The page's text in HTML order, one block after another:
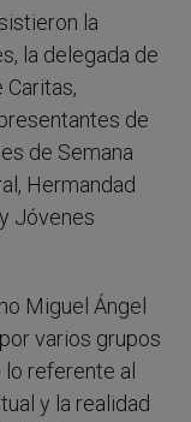
la
la delegada de
de
de Semana
Hermandad
Jóvenes
Miguel Ángel
varios grupos
referente al
y la realidad